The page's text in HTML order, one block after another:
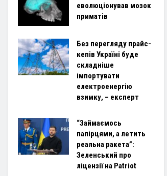
еволюціонував мозок
приматів
Без перегляду прайс-
кепів Україні буде
складніше
імпортувати
електроенергію
взимку, – експерт
“Займаємось
папірцями, а летить
реальна ракета”:
Зеленський про
ліцензії на Patriot